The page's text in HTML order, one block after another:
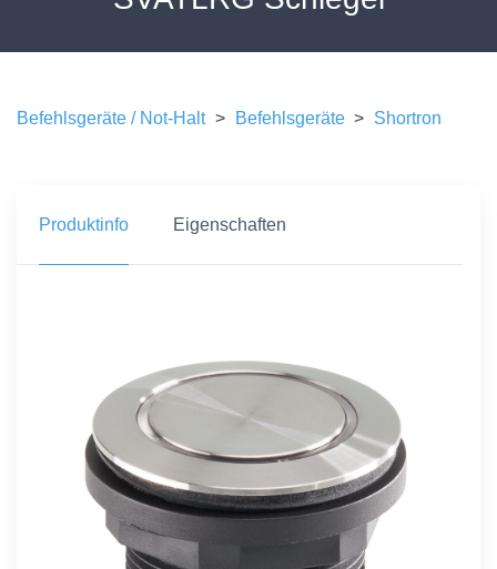
Befehlsgeräte / Not-Halt > Befehlsgeräte > Shortron
Produktinfo Eigenschaften